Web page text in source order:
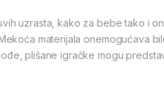
uzrasta, kako za bebe tako i
materijala onemogućava
plišane igračke mogu